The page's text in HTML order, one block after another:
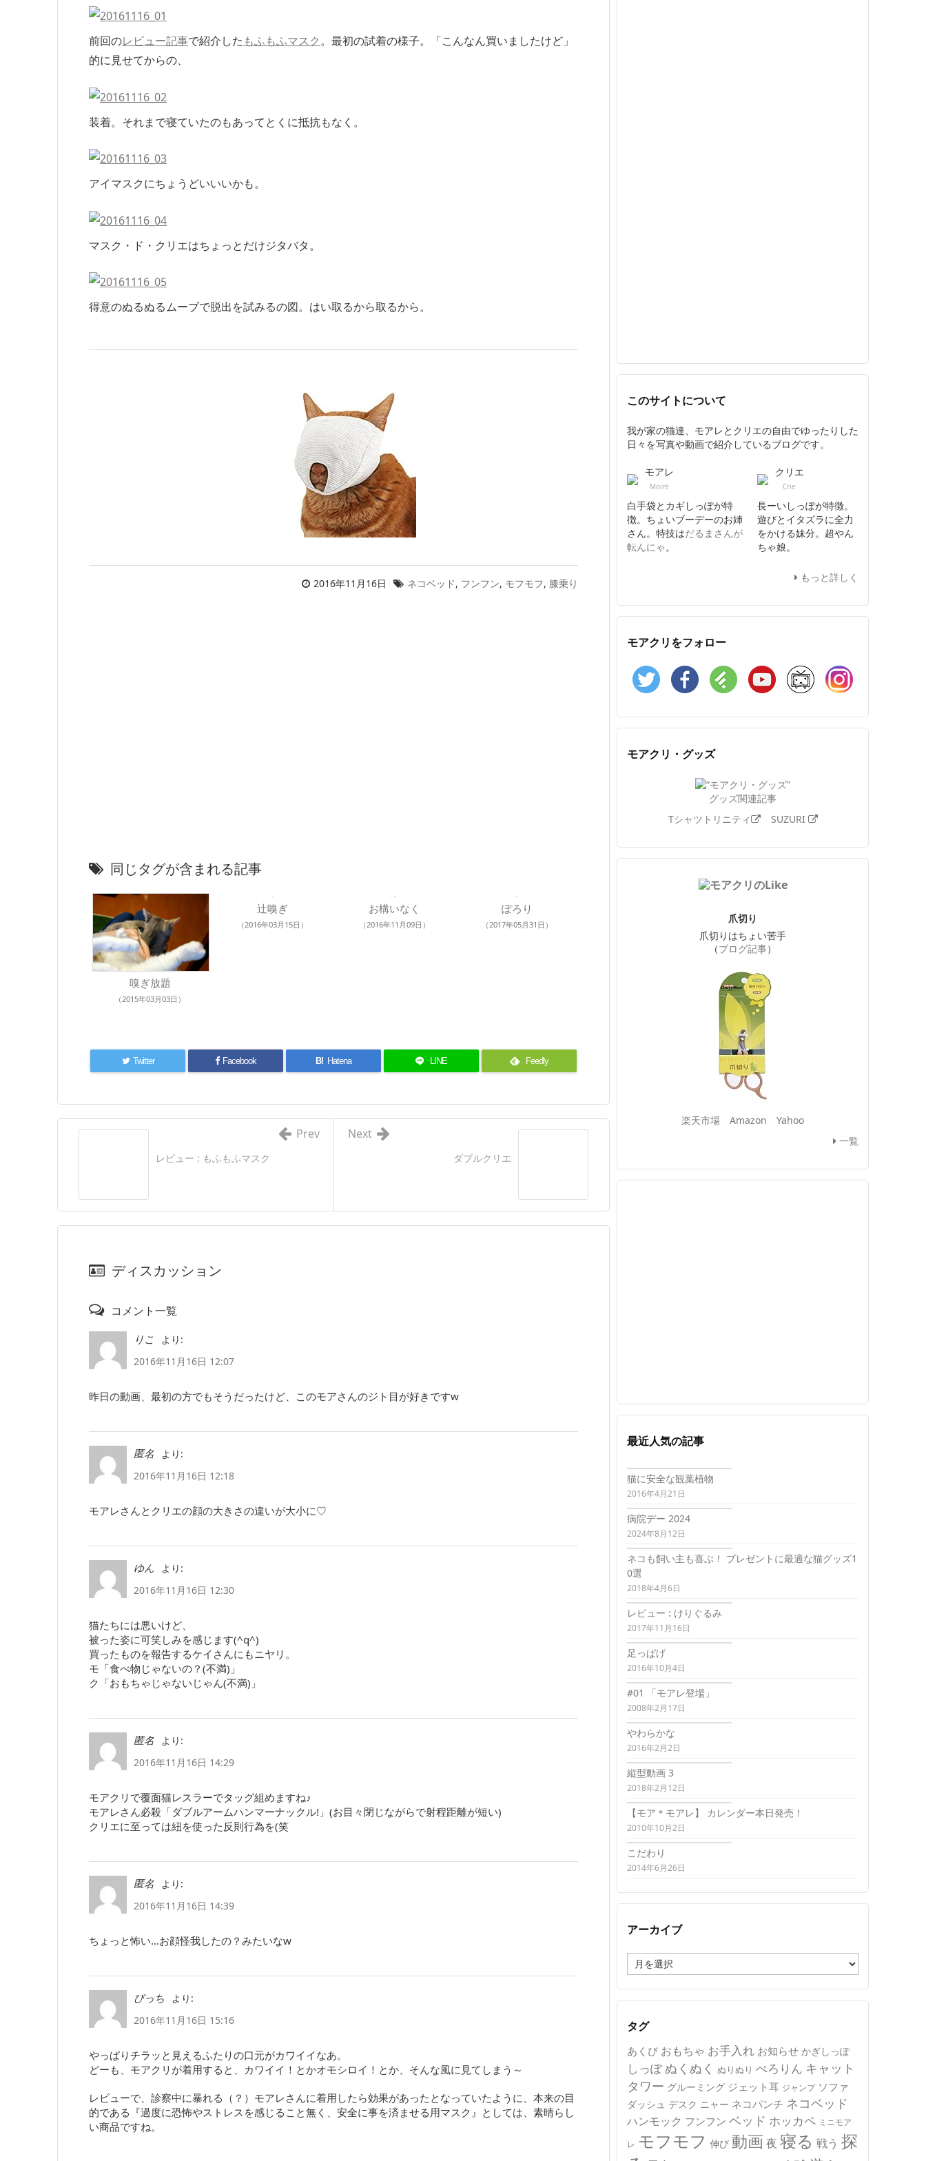
前回のレビュー記事で紹介した もふもふマスク。最初の試着の様子。「こんなん買いましたけど」
的に見せてからの、
装着。それまで寝ていたのもあってとくに抵抗もなく。
アイマスクにちょうどいいいかも。
マスク・ド・クリエはちょっとだけジタバタ。
得意のぬるぬるムーブで脱出を試みるの図。はい取るから取るから。
2016年11月16日 ネコベッド, フンフン, モフモフ, 膝乗り
同じタグが含まれる記事
嗅ぎ放題
（2015年03月03日）
辻嗅ぎ
（2016年03月15日）
お構いなく
（2016年11月09日）
ぽろり
（2017年05月31日）
Twitter Facebook B! Hatena LINE Feedly
ダブルクリエ
Next
レビュー : もふもふマスク
Prev
ディスカッション
コメント一覧
りこ
より:
2016年11月16日 12:07
昨日の動画、最初の方でもそうだったけど、このモアさんのジト目が好きですw
匿名
より:
2016年11月16日 12:18
モアレさんとクリエの顔の大きさの違いが大小に♡
ゆん
より:
2016年11月16日 12:30
猫たちには悪いけど、
被った姿に可笑しみを感じます(^q^)
買ったものを報告するケイさんにもニヤリ。
モ「食べ物じゃないの？(不満)」
ク「おもちゃじゃないじゃん(不満)」
匿名
より:
2016年11月16日 14:29
モアクリで覆面猫レスラーでタッグ組めますね♪
モアレさん必殺「ダブルアームハンマーナックル!」(お目々閉じながらで射程距離が短い)
クリエに至っては紐を使った反則行為を(笑
匿名
より:
2016年11月16日 14:39
ちょっと怖い…お顔怪我したの？みたいなw
ぴっち
より:
2016年11月16日 15:16
やっぱりチラッと見えるふたりの口元がカワイイなあ。
どーも、モアクリが着用すると、カワイイ！とかオモシロイ！とか、そんな風に見てしまう～
レビューで、診察中に暴れる（？）モアレさんに着用したら効果があったとなっていたように、本来の目
的である『過度に恐怖やストレスを感じること無く、安全に事を済ませる用マスク』としては、素晴らし
い商品ですね。
このサイトについて
我が家の猫達、モアレとクリエの自由でゆったりした
日々を写真や動画で紹介しているブログです。
モアレ
Moire
白手袋とカギしっぽが特
徴。ちょいブーデーのお姉
さん。特技はだるまさんが
転んにゃ。
クリエ
Crie
長ーいしっぽが特徴。
遊びとイタズラに全力
をかける妹分。超やん
ちゃ娘。
もっと詳しく
モアクリをフォロー
Twitter Facebook Feedly YouTube ニコニコ動画
モアクリ・グッズ
グッズ関連記事
Tシャツトリニティ
SUZURI
爪切り
爪切りはちょい苦手
（ブログ記事）
楽天市場 Amazon
Yahoo
一覧
最近人気の記事
猫に安全な観葉植物
2016年4月21日
病院デー 2024
2024年8月12日
ネコも飼い主も喜ぶ！ プレゼントに最適な猫グッズ1
0選
2018年4月6日
レビュー : けりぐるみ
2017年11月16日
足っぱげ
2016年10月4日
#01 「モアレ登場」
2008年2月17日
やわらかな
2016年2月2日
縦型動画 3
2018年2月12日
【モア＊モアレ】 カレンダー本日発売！
2010年10月2日
こだわり
2014年6月26日
アーカイブ
ー
カ
イ
タグ
あくび おもちゃ お手入れ お知らせ かぎしっぽ
しっぽ ぬくぬく ぬりぬり ぺろりん キャット
タワー グルーミング ジェット耳 ジャンプ ソファ
ダッシュ デスク ニャー ネコパンチ ネコベッド
ハンモック フンフン ベッド ホッカペ ミニモア
レ モフモフ 伸び 動画 夜 寝る 戦う 探